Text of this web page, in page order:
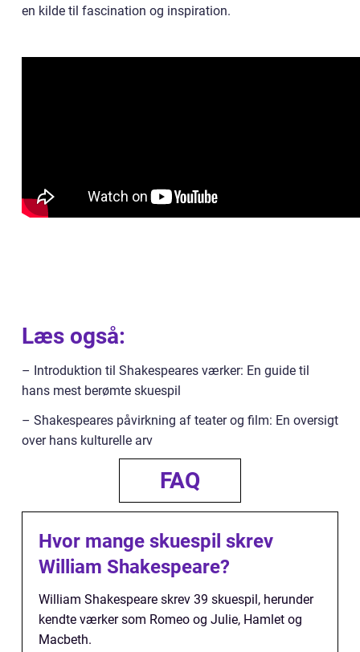
en kilde til fascination og inspiration.
Læs også:
– Introduktion til Shakespeares værker: En guide til
hans mest berømte skuespil
– Shakespeares påvirkning af teater og film: En oversigt
over hans kulturelle arv
FAQ
Hvor mange skuespil skrev
William Shakespeare?
William Shakespeare skrev 39 skuespil, herunder
kendte værker som Romeo og Julie, Hamlet og
Macbeth.